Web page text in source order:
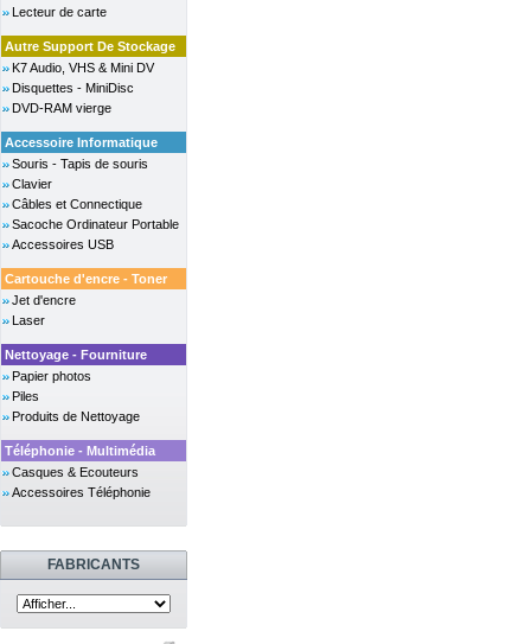
Lecteur de carte
Autre Support De Stockage
K7 Audio, VHS & Mini DV
Disquettes - MiniDisc
DVD-RAM vierge
Accessoire Informatique
Souris - Tapis de souris
Clavier
Câbles et Connectique
Sacoche Ordinateur Portable
Accessoires USB
Cartouche d'encre - Toner
Jet d'encre
Laser
Nettoyage - Fourniture
Papier photos
Piles
Produits de Nettoyage
Téléphonie - Multimédia
Casques & Ecouteurs
Accessoires Téléphonie
FABRICANTS